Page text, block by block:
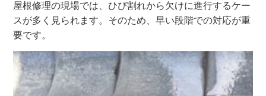
屋根修理の現場では、ひび割れから欠けに進行するケー
スが多く見られます。そのため、早い段階での対応が重
要です。